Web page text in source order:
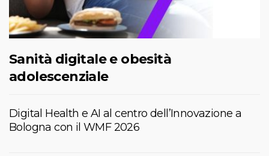
Sanità digitale e obesità
adolescenziale
Digital Health e AI al centro dell’Innovazione a
Bologna con il WMF 2026